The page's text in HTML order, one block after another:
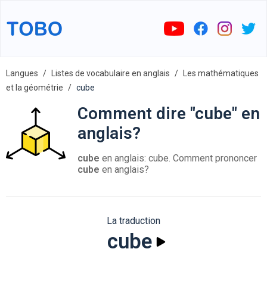
Langues Listes de vocabulaire en anglais
Les mathématiques
et la géométrie
cube
Comment dire "cube" en
anglais?
cube en anglais: cube. Comment prononcer
cube en anglais?
La traduction
cube